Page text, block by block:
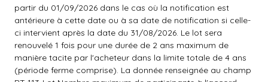
partir du 01/09/2026 dans le cas où la notification est
antérieure à cette date ou à sa date de notification si celle-
ci intervient après la date du 31/08/2026. Le lot sera
renouvelé 1 fois pour une durée de 2 ans maximum de
manière tacite par l'acheteur dans la limite totale de 4 ans
(période ferme comprise). La donnée renseignée au champ